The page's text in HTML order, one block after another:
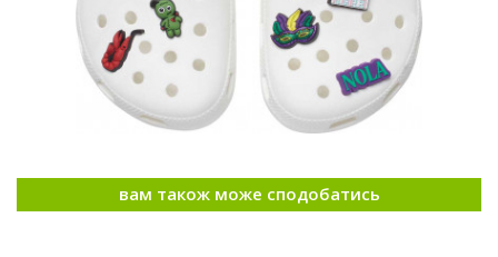
вам також може сподобатись